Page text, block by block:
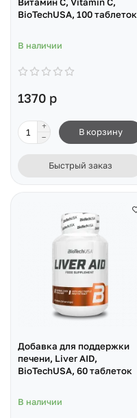
BioTechUSA, 100 таблеток
В наличии
1370 р
В корзину
Быстрый заказ
Добавка для поддержки
печени, Liver AID,
BioTechUSA, 60 таблеток
В наличии